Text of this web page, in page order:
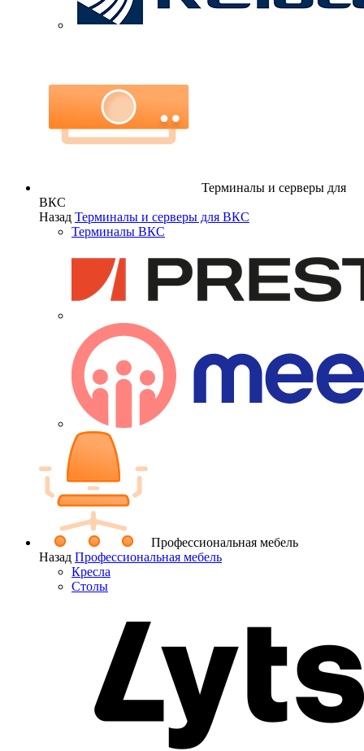
Терминалы и серверы для
ВКС
Назад Терминалы и серверы для ВКС
Терминалы ВКС
Профессиональная мебель
Назад Профессиональная мебель
Кресла
Столы